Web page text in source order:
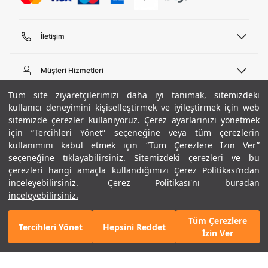
Tüm site ziyaretçilerimizi daha iyi tanımak, sitemizdeki
kullanıcı deneyimini kişiselleştirmek ve iyileştirmek için web
sitemizde çerezler kullanıyoruz. Çerez ayarlarınızı yönetmek
için “Tercihleri Yönet” seçeneğine veya tüm çerezlerin
kullanımını kabul etmek için “Tüm Çerezlere İzin Ver”
seçeneğine tıklayabilirsiniz. Sitemizdeki çerezleri ve bu
çerezleri hangi amaçla kullandığımızı Çerez Politikası’ndan
inceleyebilirsiniz.
Çerez Politikası'nı buradan
inceleyebilirsiniz.
Tercihleri Yönet Hepsini Reddet
Tüm Çerezlere
İzin Ver
+ 1 Renk
GELINCE HABER VER
İletişim
444 02 00
Pazartesi - Cuma 09:00 - 18:00
E-posta
bilgi@underarmour.com
Müşteri Hizmetleri
Sipariş Sorgulama
Bize Ulaşın
Teslimat Bilgileri
İşlem Rehberi
İade ve Değişimler
Sıkça Sorulan Sorular
Beden Rehberi
Site Haritası
Hakkımızda
Ticari Bilgiler
Hükümler ve Koşullar
Gizlilik Politikası
Çerez Politikası
Kariyer
ETBİS
UA Sosyal Medya
Instagram
Facebook
Twitter
Popüler Kategoriler
Erkek Basketbol Ayakkabısı
Çocuk Basketbol Ayakkabısı
Erkek Eşofman
Kadın Tayt